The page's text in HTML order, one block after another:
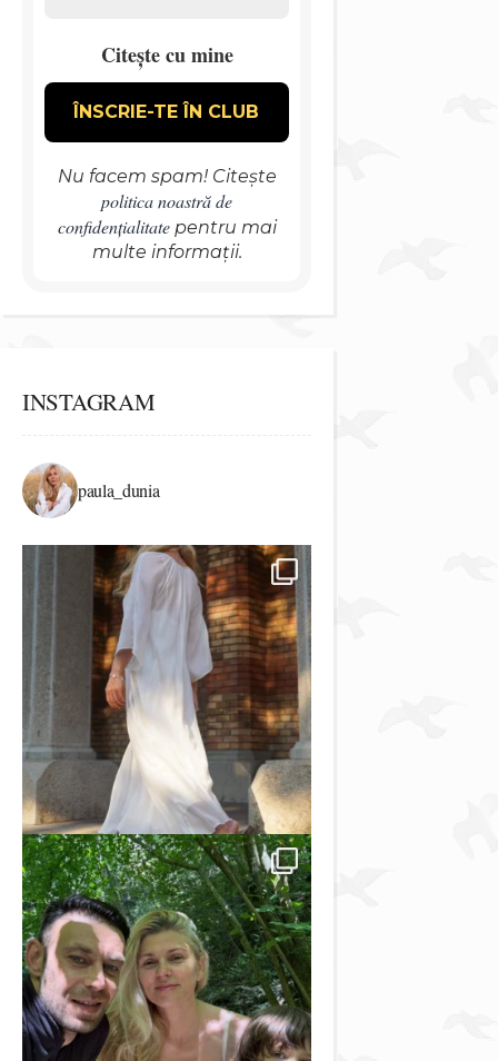
Citește cu mine
Nu facem spam! Citește
politica noastră de
confidențialitatepentru mai
multe informații.
INSTAGRAM
paula_dunia